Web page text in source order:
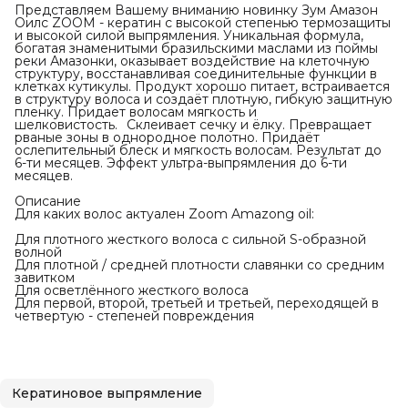
Представляем Вашему вниманию новинку Зум Амазон
Оилс ZOOM - кератин с высокой степенью термозащиты
и высокой силой выпрямления. Уникальная формула,
богатая знаменитыми бразильскими маслами из поймы
реки Амазонки, оказывает воздействие на клеточную
структуру, восстанавливая соединительные функции в
клетках кутикулы. Продукт хорошо питает, встраивается
в структуру волоса и создаёт плотную, гибкую защитную
пленку. Придает волосам мягкость и
шелковистость.⠀Склеивает сечку и ёлку. Превращает
рваные зоны в однородное полотно. Придаёт
ослепительный блеск и мягкость волосам. Результат до
6-ти месяцев. Эффект ультра-выпрямления до 6-ти
месяцев.
Описание
Для каких волос актуален Zoom Amazong oil:
Для плотного жесткого волоса с сильной S-образной
волной ⠀
Для плотной / средней плотности славянки со средним
завитком ⠀
Для осветлённого жесткого волоса ⠀
Для первой, второй, третьей и третьей, переходящей в
четвертую - степеней повреждения ⠀
Кератиновое выпрямление